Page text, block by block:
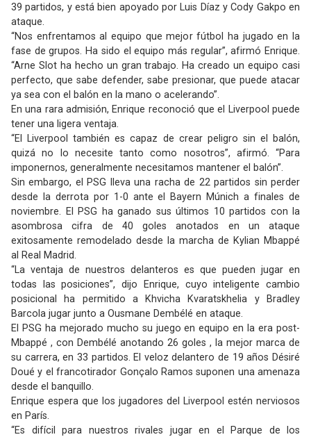
39 partidos, y está bien apoyado por Luis Díaz y Cody Gakpo en
ataque.
“Nos enfrentamos al equipo que mejor fútbol ha jugado en la
fase de grupos. Ha sido el equipo más regular”, afirmó Enrique.
“Arne Slot ha hecho un gran trabajo. Ha creado un equipo casi
perfecto, que sabe defender, sabe presionar, que puede atacar
ya sea con el balón en la mano o acelerando”.
En una rara admisión, Enrique reconoció que el Liverpool puede
tener una ligera ventaja.
“El Liverpool también es capaz de crear peligro sin el balón,
quizá no lo necesite tanto como nosotros”, afirmó. “Para
imponernos, generalmente necesitamos mantener el balón”.
Sin embargo, el PSG lleva una racha de 22 partidos sin perder
desde la derrota por 1-0 ante el Bayern Múnich a finales de
noviembre. El PSG ha ganado sus últimos 10 partidos con la
asombrosa cifra de 40 goles anotados en un ataque
exitosamente remodelado desde la marcha de Kylian Mbappé
al Real Madrid.
“La ventaja de nuestros delanteros es que pueden jugar en
todas las posiciones”, dijo Enrique, cuyo inteligente cambio
posicional ha permitido a Khvicha Kvaratskhelia y Bradley
Barcola jugar junto a Ousmane Dembélé en ataque.
El PSG ha mejorado mucho su juego en equipo en la era post-
Mbappé , con Dembélé anotando 26 goles , la mejor marca de
su carrera, en 33 partidos. El veloz delantero de 19 años Désiré
Doué y el francotirador Gonçalo Ramos suponen una amenaza
desde el banquillo.
Enrique espera que los jugadores del Liverpool estén nerviosos
en París.
“Es difícil para nuestros rivales jugar en el Parque de los